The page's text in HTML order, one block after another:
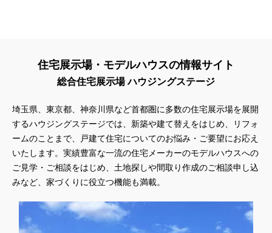
住宅展示場・モデルハウスの情報サイト
総合住宅展示場 ハウジングステージ
埼玉県、東京都、神奈川県など首都圏に多数の住宅展示場を展開
するハウジングステージでは、新築や建て替えをはじめ、リフォ
ームのことまで、戸建て住宅についてのお悩み・ご要望にお応え
いたします。実績豊富な一流の住宅メーカーのモデルハウスへの
ご見学・ご相談をはじめ、土地探しや間取り作成のご相談申し込
みなど、家づくりに役立つ機能も満載。